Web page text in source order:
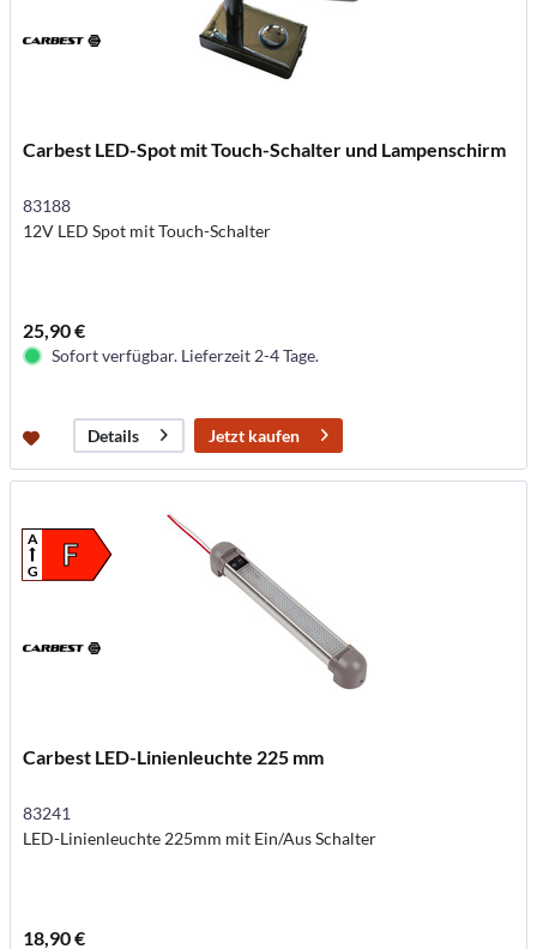
Carbest LED-Spot mit Touch-Schalter und Lampenschirm
83188
12V LED Spot mit Touch-Schalter
25,90 €
Sofort verfügbar. Lieferzeit 2-4 Tage.
Details Jetzt kaufen
F
A
G
Carbest LED-Linienleuchte 225 mm
83241
LED-Linienleuchte 225mm mit Ein/Aus Schalter
18,90 €